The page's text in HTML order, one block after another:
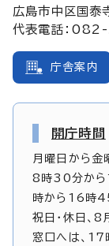
広島市中区国
代表電話：
庁舎案内
開庁時間
月曜日から金
8時30分から
時から16時
祝日・休日、
窓口へは、17